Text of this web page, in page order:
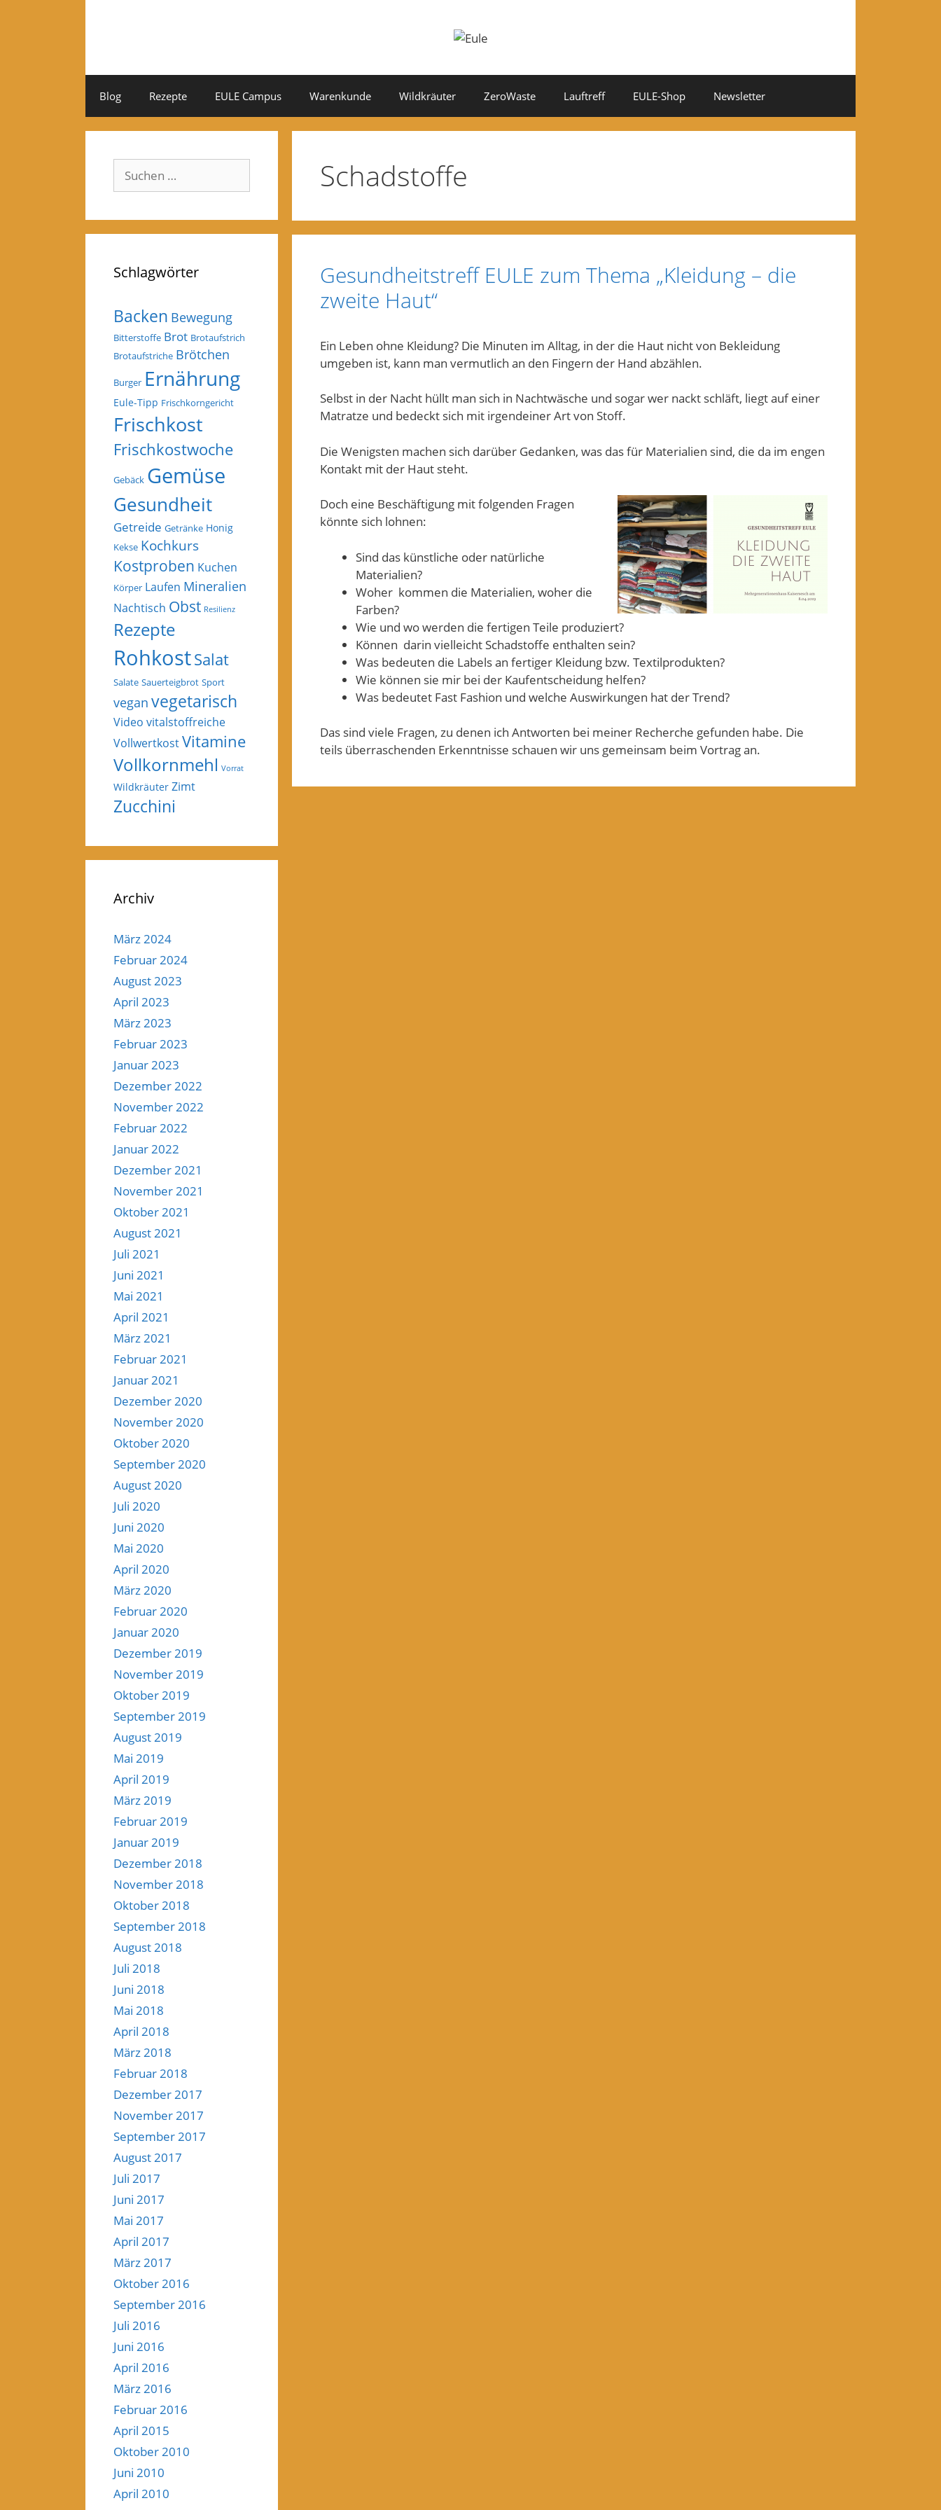
Blog Rezepte EULE Campus Warenkunde Wildkräuter ZeroWaste Lauftreff EULE-Shop Newsletter
Schadstoffe
Gesundheitstreff EULE zum Thema „Kleidung – die
zweite Haut“
Ein Leben ohne Kleidung? Die Minuten im Alltag, in der die Haut nicht von Bekleidung
umgeben ist, kann man vermutlich an den Fingern der Hand abzählen.
Selbst in der Nacht hüllt man sich in Nachtwäsche und sogar wer nackt schläft, liegt auf einer
Matratze und bedeckt sich mit irgendeiner Art von Stoff.
Die Wenigsten machen sich darüber Gedanken, was das für Materialien sind, die da im engen
Kontakt mit der Haut steht.
Doch eine Beschäftigung mit folgenden Fragen
könnte sich lohnen:
Sind das künstliche oder natürliche
Materialien?
Woher kommen die Materialien, woher die
Farben?
Wie und wo werden die fertigen Teile produziert?
Können darin vielleicht Schadstoffe enthalten sein?
Was bedeuten die Labels an fertiger Kleidung bzw. Textilprodukten?
Wie können sie mir bei der Kaufentscheidung helfen?
Was bedeutet Fast Fashion und welche Auswirkungen hat der Trend?
Das sind viele Fragen, zu denen ich Antworten bei meiner Recherche gefunden habe. Die
teils überraschenden Erkenntnisse schauen wir uns gemeinsam beim Vortrag an.
Suchen
nach:
Schlagwörter
Backen Bewegung
Bitterstoffe Brot Brotaufstrich
Brotaufstriche Brötchen
Burger Ernährung
Eule-Tipp Frischkorngericht
Frischkost
Frischkostwoche
Gebäck Gemüse
Gesundheit
Getreide Getränke Honig
Kekse Kochkurs
Kostproben Kuchen
Körper Laufen Mineralien
Nachtisch Obst Resilienz
Rezepte
RohkostSalat
Salate Sauerteigbrot Sport
vegan vegetarisch
Video vitalstoffreiche
VollwertkostVitamine
Vollkornmehl Vorrat
Wildkräuter Zimt
Zucchini
Archiv
März 2024
Februar 2024
August 2023
April 2023
März 2023
Februar 2023
Januar 2023
Dezember 2022
November 2022
Februar 2022
Januar 2022
Dezember 2021
November 2021
Oktober 2021
August 2021
Juli 2021
Juni 2021
Mai 2021
April 2021
März 2021
Februar 2021
Januar 2021
Dezember 2020
November 2020
Oktober 2020
September 2020
August 2020
Juli 2020
Juni 2020
Mai 2020
April 2020
März 2020
Februar 2020
Januar 2020
Dezember 2019
November 2019
Oktober 2019
September 2019
August 2019
Mai 2019
April 2019
März 2019
Februar 2019
Januar 2019
Dezember 2018
November 2018
Oktober 2018
September 2018
August 2018
Juli 2018
Juni 2018
Mai 2018
April 2018
März 2018
Februar 2018
Dezember 2017
November 2017
September 2017
August 2017
Juli 2017
Juni 2017
Mai 2017
April 2017
März 2017
Oktober 2016
September 2016
Juli 2016
Juni 2016
April 2016
März 2016
Februar 2016
April 2015
Oktober 2010
Juni 2010
April 2010